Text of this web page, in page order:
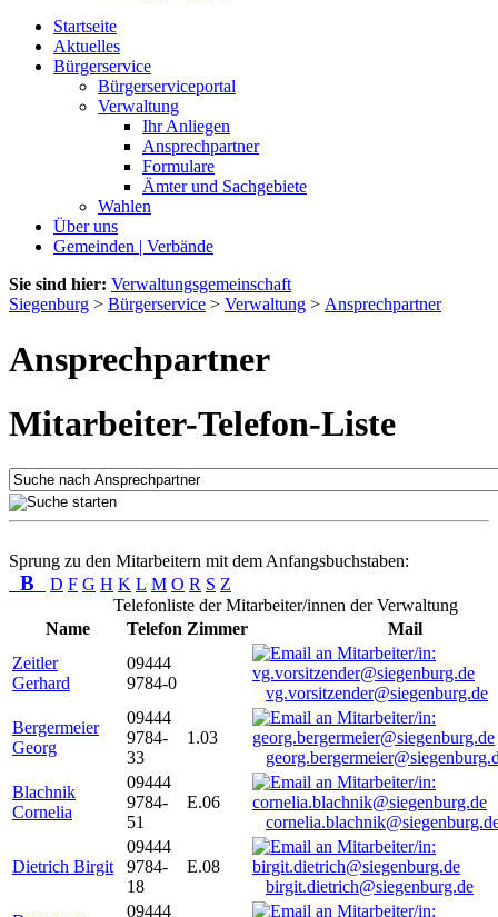
Startseite
Aktuelles
Bürgerservice
Bürgerserviceportal
Verwaltung
Ihr Anliegen
Ansprechpartner
Formulare
Ämter und Sachgebiete
Wahlen
Über uns
Gemeinden | Verbände
Sie sind hier: Verwaltungsgemeinschaft
Siegenburg > Bürgerservice > Verwaltung > Ansprechpartner
Ansprechpartner
Mitarbeiter-Telefon-Liste
Sprung zu den Mitarbeitern mit dem Anfangsbuchstaben:
B D F G H K L M O R S Z
Telefonliste der Mitarbeiter/innen der Verwaltung
Name
Telefon Zimmer
Mail
Zeitler
Gerhard
09444
9784-0
vg.vorsitzender@siegenburg.de
Bergermeier
Georg
09444
9784-
33
1.03
Blachnik
Cornelia
09444
9784-
51
E.06
Dietrich Birgit
09444
9784-
18
E.08
birgit.dietrich@siegenburg.de
09444